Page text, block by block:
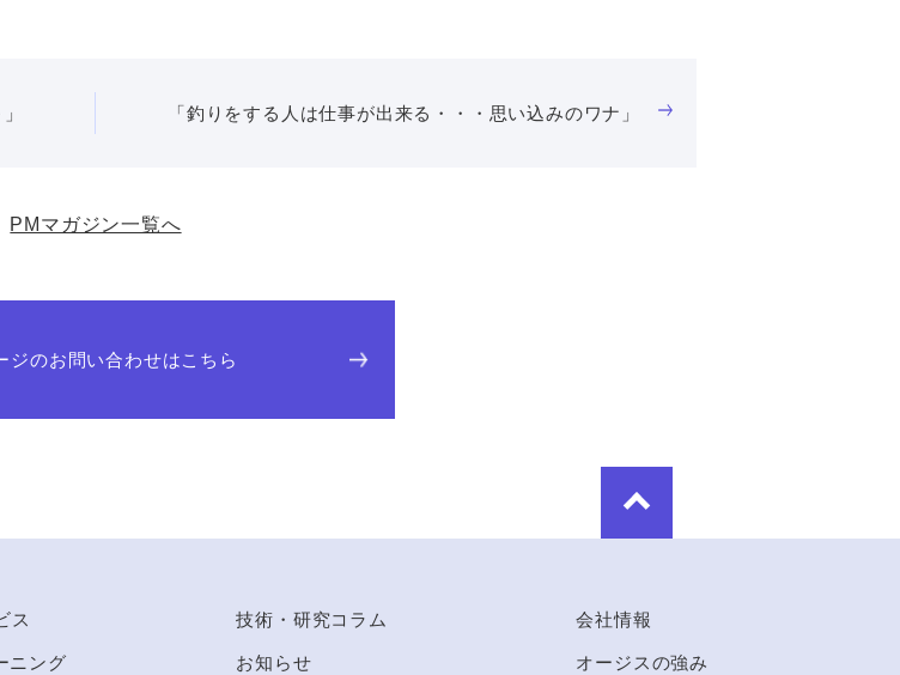
「釣りをする人は仕事が出来る・・・思い込みのワナ」
PMマガジン一覧へ
ジのお問い合わせはこちら
ス
ニング
技術・研究コラム
お知らせ
会社情報
オージスの強み